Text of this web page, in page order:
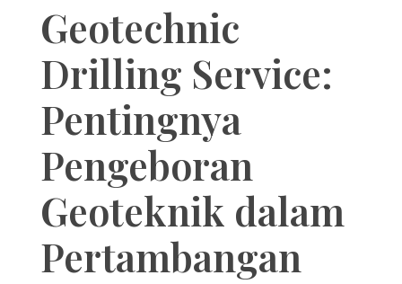
Geotechnic
Drilling Service:
Pentingnya
Pengeboran
Geoteknik dalam
Pertambangan